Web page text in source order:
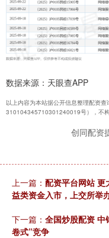
数据来源：天眼查APP
以上内容为本站据公开信息整理配资
310104345710301240019号），不构
创同配资
上一篇： 配资平台网站 更
益类资金入市，上交所举
下一篇： 全国炒股配资 中
卷式”竞争